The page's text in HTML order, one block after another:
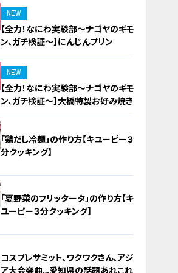
NEW
【全力！なにわ実験部～ナゴヤのギモ
ン、ガチ検証～】にんじんプリン
NEW
【全力！なにわ実験部～ナゴヤのギモ
ン、ガチ検証～】大橋特製お好み焼き
「鶏だし冷麺」の作り方【キユーピー３
分クッキング】
「夏野菜のフリッタータ」の作り方【キ
ユーピー３分クッキング】
コスプレサミット、ワクワクさん、アジ
ア大会楽曲…愛知県の話題あれこれ